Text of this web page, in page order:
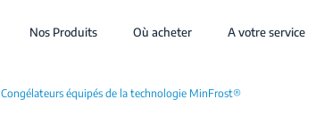
Nos Produits Où acheter A votre service
Congélateurs équipés de la technologie MinFrost®